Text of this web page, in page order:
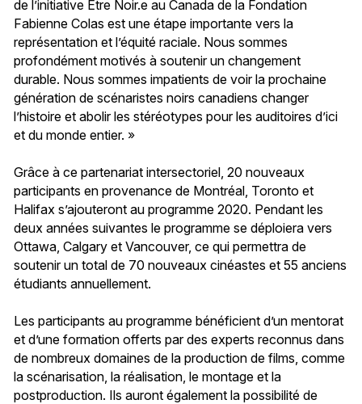
de l’initiative Être Noir.e au Canada de la Fondation
Fabienne Colas est une étape importante vers la
représentation et l’équité raciale. Nous sommes
profondément motivés à soutenir un changement
durable. Nous sommes impatients de voir la prochaine
génération de scénaristes noirs canadiens changer
l’histoire et abolir les stéréotypes pour les auditoires d’ici
et du monde entier. »
Grâce à ce partenariat intersectoriel, 20 nouveaux
participants en provenance de Montréal, Toronto et
Halifax s’ajouteront au programme 2020. Pendant les
deux années suivantes le programme se déploiera vers
Ottawa, Calgary et Vancouver, ce qui permettra de
soutenir un total de 70 nouveaux cinéastes et 55 anciens
étudiants annuellement.
Les participants au programme bénéficient d’un mentorat
et d’une formation offerts par des experts reconnus dans
de nombreux domaines de la production de films, comme
la scénarisation, la réalisation, le montage et la
postproduction. Ils auront également la possibilité de